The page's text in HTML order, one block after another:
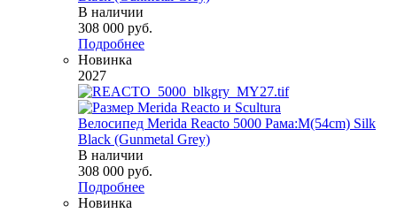
В наличии
308 000 руб.
Подробнее
Новинка
2027
Велосипед Merida Reacto 5000 Рама:M(54cm) Silk
Black (Gunmetal Grey)
В наличии
308 000 руб.
Подробнее
Новинка